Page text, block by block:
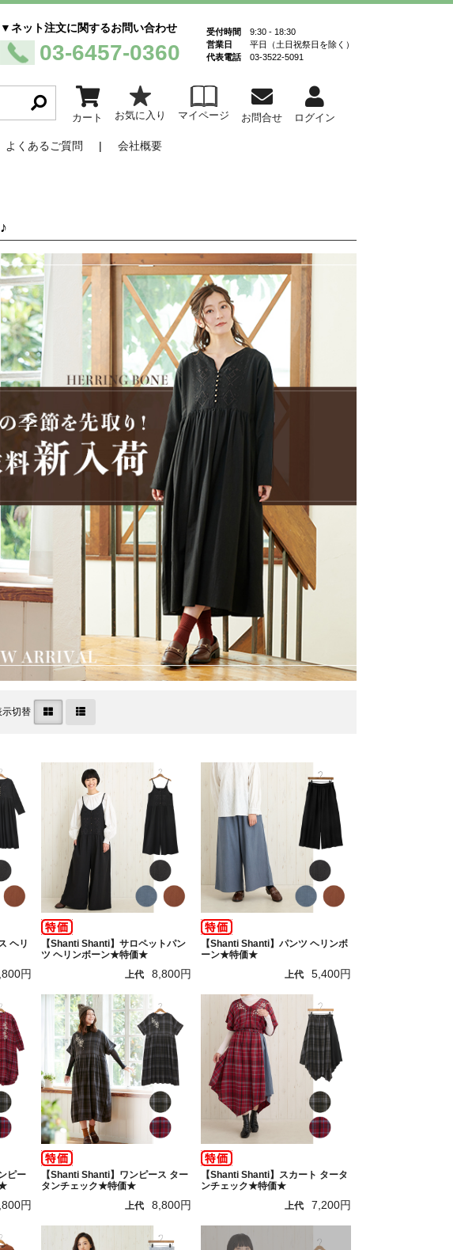
▼ネット注文に関するお問い合わせ
03-6457-0360
受付時間 9:30 - 18:30
営業日 平日（土日祝祭日を除く）
代表電話 03-3522-5091
カート お気に入り マイページ お問合せ ログイン
よくあるご質問 会社概要
示切替
ヘリ
円
【Shanti Shanti】サロペットパン
ツ ヘリンボーン★特価★
上代
8,800円
【Shanti Shanti】パンツ ヘリンボ
ーン★特価★
上代
5,400円
ピー
円
【Shanti Shanti】ワンピース ター
タンチェック★特価★
上代
8,800円
【Shanti Shanti】スカート タータ
ンチェック★特価★
上代
7,200円